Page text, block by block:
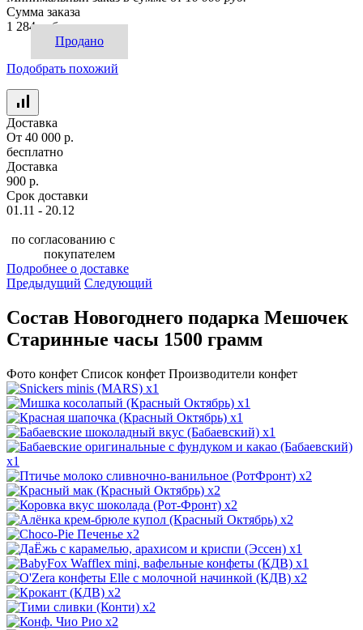
Сумма заказа
1 284 руб.
Продано
Подобрать похожий
Доставка
От 40 000 р.
бесплатно
Доставка
900 р.
Срок доставки
01.11 - 20.12
по согласованию с
покупателем
Подробнее о доставке
Предыдущий Следующий
Состав Новогоднего подарка Мешочек
Старинные часы 1500 грамм
Фото конфет Список конфет Производители конфет
x1
x1
x1
x1
x1
x2
x2
x2
x2
x2
x1
x1
x2
x2
x2
x2